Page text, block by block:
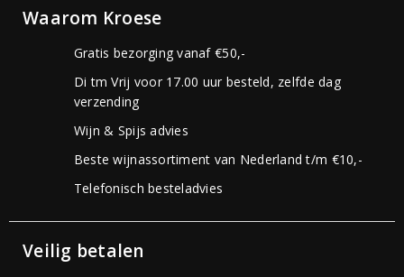
Waarom Kroese
Gratis bezorging vanaf €50,-
Di tm Vrij voor 17.00 uur besteld, zelfde dag
verzending
Wijn & Spijs advies
Beste wijnassortiment van Nederland t/m €10,-
Telefonisch besteladvies
Veilig betalen